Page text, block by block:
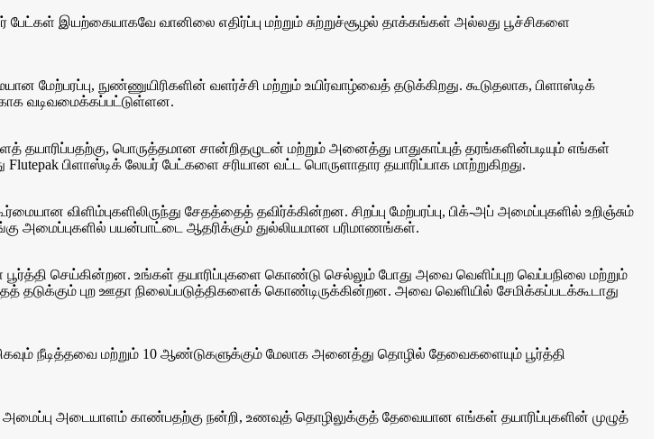
பேட்கள் இயற்கையாகவே வானிலை எதிர்ப்பு மற்றும் சுற்றுச்சூழல் தாக்கங்கள் அல்லது பூச்சிகளை
மேற்பரப்பு, நுண்ணுயிரிகளின் வளர்ச்சி மற்றும் உயிர்வாழ்வைத் தடுக்கிறது. கூடுதலாக, பிளாஸ்டிக்
வடிவமைக்கப்பட்டுள்ளன.
தயாரிப்பதற்கு, பொருத்தமான சான்றிதழுடன் மற்றும் அனைத்து பாதுகாப்புத் தரங்களின்படியும் எங்கள்
பிளாஸ்டிக் லேயர் பேட்களை சரியான வட்ட பொருளாதார தயாரிப்பாக மாற்றுகிறது.
விளிம்புகளிலிருந்து சேதத்தைத் தவிர்க்கின்றன. சிறப்பு மேற்பரப்பு, பிக்-அப் அமைப்புகளில் உறிஞ்சும்
அமைப்புகளில் பயன்பாட்டை ஆதரிக்கும் துல்லியமான பரிமாணங்கள்.
செய்கின்றன. உங்கள் தயாரிப்புகளை கொண்டு செல்லும் போது அவை வெளிப்புற வெப்பநிலை மற்றும்
தடுக்கும் புற ஊதா நிலைப்படுத்திகளைக் கொண்டிருக்கின்றன. அவை வெளியில் சேமிக்கப்படக்கூடாது
நீடித்தவை மற்றும் 10 ஆண்டுகளுக்கும் மேலாக அனைத்து தொழில் தேவைகளையும் பூர்த்தி
அடையாளம் காண்பதற்கு நன்றி, உணவுத் தொழிலுக்குத் தேவையான எங்கள் தயாரிப்புகளின் முழுத்